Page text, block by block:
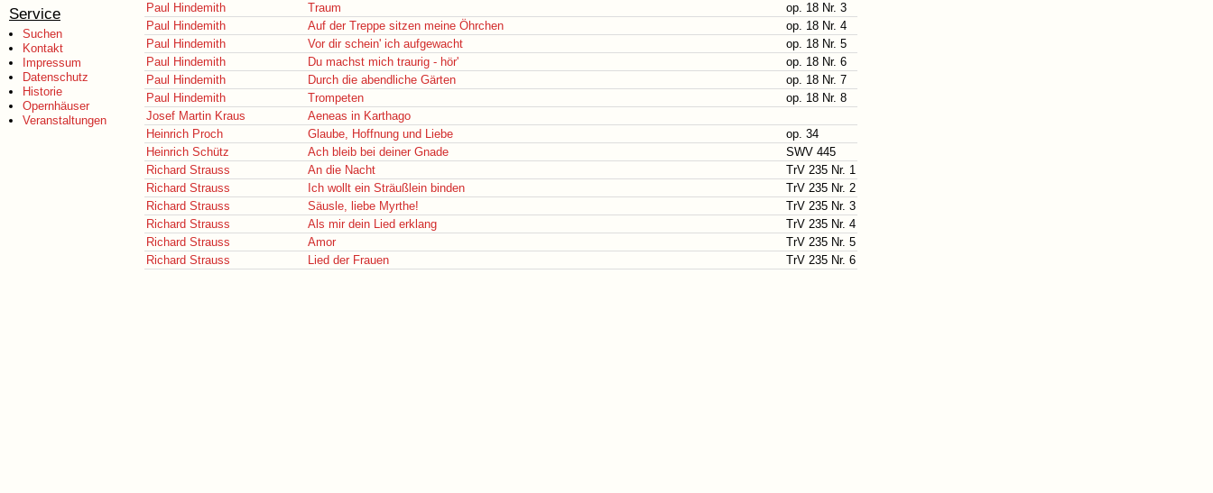
Service
Suchen
Kontakt
Impressum
Datenschutz
Historie
Opernhäuser
Veranstaltungen
Paul Hindemith
Traum
op. 18 Nr. 3
Paul Hindemith
Auf der Treppe sitzen meine Öhrchen
op. 18 Nr. 4
Paul Hindemith
Vor dir schein' ich aufgewacht
op. 18 Nr. 5
Paul Hindemith
Du machst mich traurig - hör'
op. 18 Nr. 6
Paul Hindemith
Durch die abendliche Gärten
op. 18 Nr. 7
Paul Hindemith
Trompeten
op. 18 Nr. 8
Josef Martin Kraus
Aeneas in Karthago
Heinrich Proch
Glaube, Hoffnung und Liebe
op. 34
Heinrich Schütz
Ach bleib bei deiner Gnade
SWV 445
Richard Strauss
An die Nacht
TrV 235 Nr. 1
Richard Strauss
Ich wollt ein Sträußlein binden
TrV 235 Nr. 2
Richard Strauss
Säusle, liebe Myrthe!
TrV 235 Nr. 3
Richard Strauss
Als mir dein Lied erklang
TrV 235 Nr. 4
Richard Strauss
Amor
TrV 235 Nr. 5
Richard Strauss
Lied der Frauen TrV 235 Nr. 6